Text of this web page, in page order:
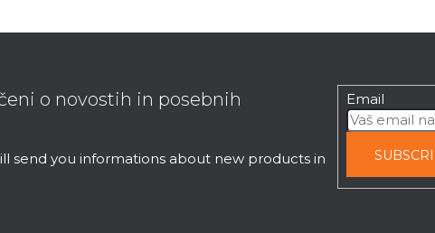
o novostih in posebnih
send you informations about new products in
Email